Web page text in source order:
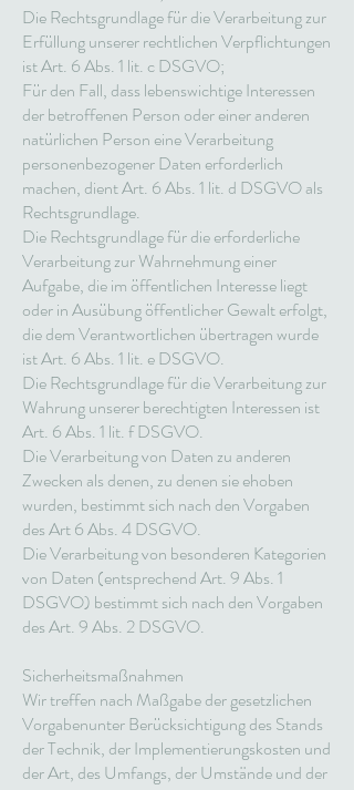
Die Rechtsgrundlage für die Verarbeitung zur
Erfüllung unserer rechtlichen Verpflichtungen
ist Art. 6 Abs. 1 lit. c DSGVO;
Für den Fall, dass lebenswichtige Interessen
der betroffenen Person oder einer anderen
natürlichen Person eine Verarbeitung
personenbezogener Daten erforderlich
machen, dient Art. 6 Abs. 1 lit. d DSGVO als
Rechtsgrundlage.
Die Rechtsgrundlage für die erforderliche
Verarbeitung zur Wahrnehmung einer
Aufgabe, die im öffentlichen Interesse liegt
oder in Ausübung öffentlicher Gewalt erfolgt,
die dem Verantwortlichen übertragen wurde
ist Art. 6 Abs. 1 lit. e DSGVO.
Die Rechtsgrundlage für die Verarbeitung zur
Wahrung unserer berechtigten Interessen ist
Art. 6 Abs. 1 lit. f DSGVO.
Die Verarbeitung von Daten zu anderen
Zwecken als denen, zu denen sie ehoben
wurden, bestimmt sich nach den Vorgaben
des Art 6 Abs. 4 DSGVO.
Die Verarbeitung von besonderen Kategorien
von Daten (entsprechend Art. 9 Abs. 1
DSGVO) bestimmt sich nach den Vorgaben
des Art. 9 Abs. 2 DSGVO.
Sicherheitsmaßnahmen
Wir treffen nach Maßgabe der gesetzlichen
Vorgabenunter Berücksichtigung des Stands
der Technik, der Implementierungskosten und
der Art, des Umfangs, der Umstände und der